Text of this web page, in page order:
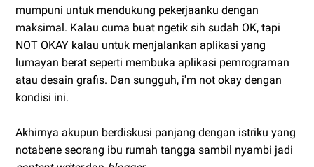
mumpuni untuk mendukung pekerjaanku dengan
maksimal. Kalau cuma buat ngetik sih sudah OK, tapi
NOT OKAY kalau untuk menjalankan aplikasi yang
lumayan berat seperti membuka aplikasi pemrograman
atau desain grafis. Dan sungguh, i'm not okay dengan
kondisi ini.
Akhirnya akupun berdiskusi panjang dengan istriku yang
notabene seorang ibu rumah tangga sambil nyambi jadi